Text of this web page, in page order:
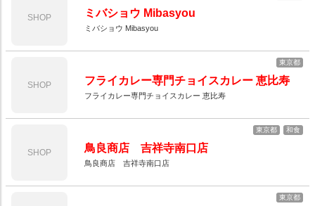
SHOP ミバショウ Mibasyou
ミバショウ Mibasyou
SHOP
東京都
フライカレー専門チョイスカレー 恵比寿
フライカレー専門チョイスカレー 恵比寿
SHOP
東京都 和食
鳥良商店 吉祥寺南口店
鳥良商店 吉祥寺南口店
東京都